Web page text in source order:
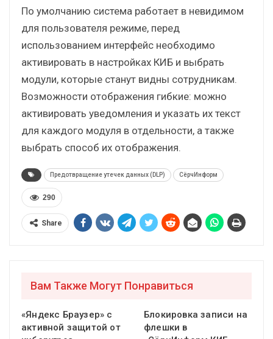
По умолчанию система работает в невидимом
для пользователя режиме, перед
использованием интерфейс необходимо
активировать в настройках КИБ и выбрать
модули, которые станут видны сотрудникам.
Возможности отображения гибкие: можно
активировать уведомления и указать их текст
для каждого модуля в отдельности, а также
выбрать способ их отображения.
Предотвращение утечек данных (DLP) СёрчИнформ
290
Share
Вам Также Могут Понравиться
«Яндекс Браузер» с
активной защитой от
Блокировка записи на
флешки в